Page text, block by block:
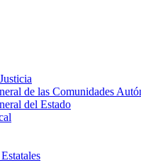
de las Comunidades
del Estado